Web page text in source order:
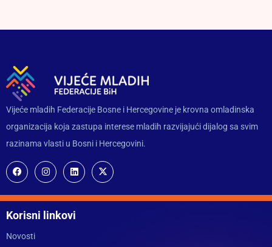
Vijeće mladih Federacije Bosne i Hercegovine je krovna omladinska
organizacija koja zastupa interese mladih razvijajući dijalog sa svim
razinama vlasti u Bosni i Hercegovini.
Korisni linkovi
Novosti